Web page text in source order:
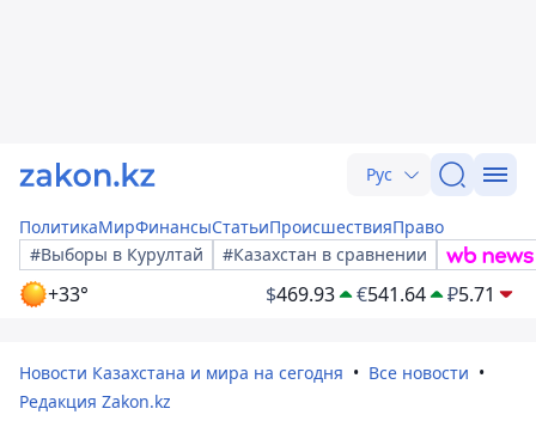
Рус
ПолитикаМирФинансыСтатьиПроисшествияПраво
#Выборы в Курултай
#Казахстан в сравнении
+33° $469.93 €541.64 ₽5.71
Новости Казахстана и мира на сегодня
Все новости
Редакция Zakon.kz